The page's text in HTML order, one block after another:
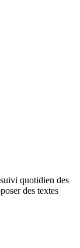
quotidien des
des textes